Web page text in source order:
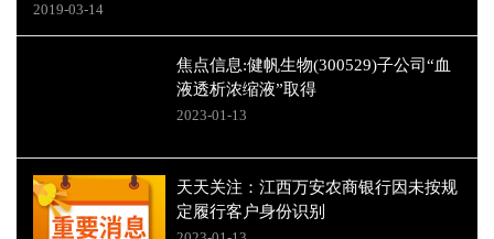
2019-03-14
焦点信息:健帆生物(300529)子公司“血
液透析浓缩液”取得
2023-01-13
天天关注：江西万安农商银行因未按规
定履行客户身份识别